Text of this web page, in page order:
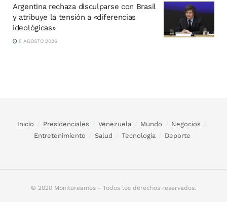
Argentina rechaza disculparse con Brasil
y atribuye la tensión a «diferencias
ideológicas»
5 AGOSTO 2026
Inicio Presidenciales Venezuela Mundo
Negocios
Entretenimiento
Salud Tecnología Deporte
© 2020 Monitoreamos - Todos los derechos reservados.